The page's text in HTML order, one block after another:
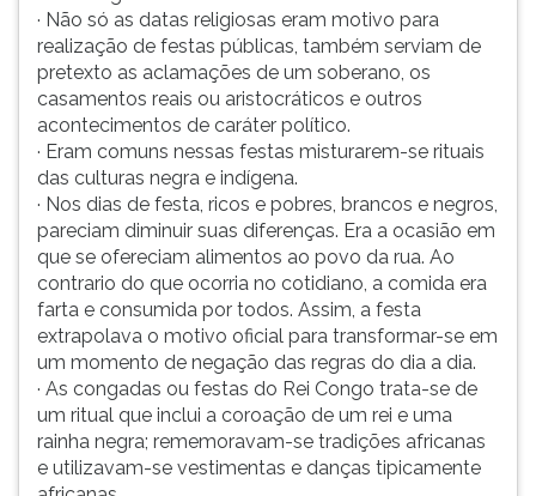
· Não só as datas religiosas eram motivo para
realização de festas públicas, também serviam de
pretexto as aclamações de um soberano, os
casamentos reais ou aristocráticos e outros
acontecimentos de caráter político.
· Eram comuns nessas festas misturarem-se rituais
das culturas negra e indígena.
· Nos dias de festa, ricos e pobres, brancos e negros,
pareciam diminuir suas diferenças. Era a ocasião em
que se ofereciam alimentos ao povo da rua. Ao
contrario do que ocorria no cotidiano, a comida era
farta e consumida por todos. Assim, a festa
extrapolava o motivo oficial para transformar-se em
um momento de negação das regras do dia a dia.
· As congadas ou festas do Rei Congo trata-se de
um ritual que inclui a coroação de um rei e uma
rainha negra; rememoravam-se tradições africanas
e utilizavam-se vestimentas e danças tipicamente